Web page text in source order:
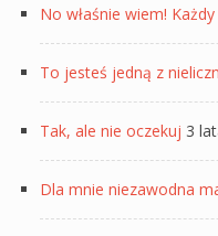
No właśnie wiem! Każdy
To jesteś jedną z
Tak, ale nie oczekuj 3
Dla mnie niezawodna